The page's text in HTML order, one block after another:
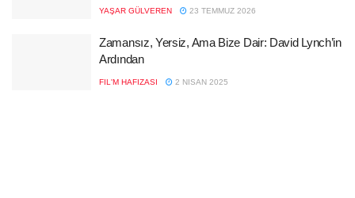
YAŞAR GÜLVEREN 23 TEMMUZ 2026
Zamansız, Yersiz, Ama Bize Dair: David Lynch’in
Ardından
FIL'M HAFIZASI 2 NISAN 2025